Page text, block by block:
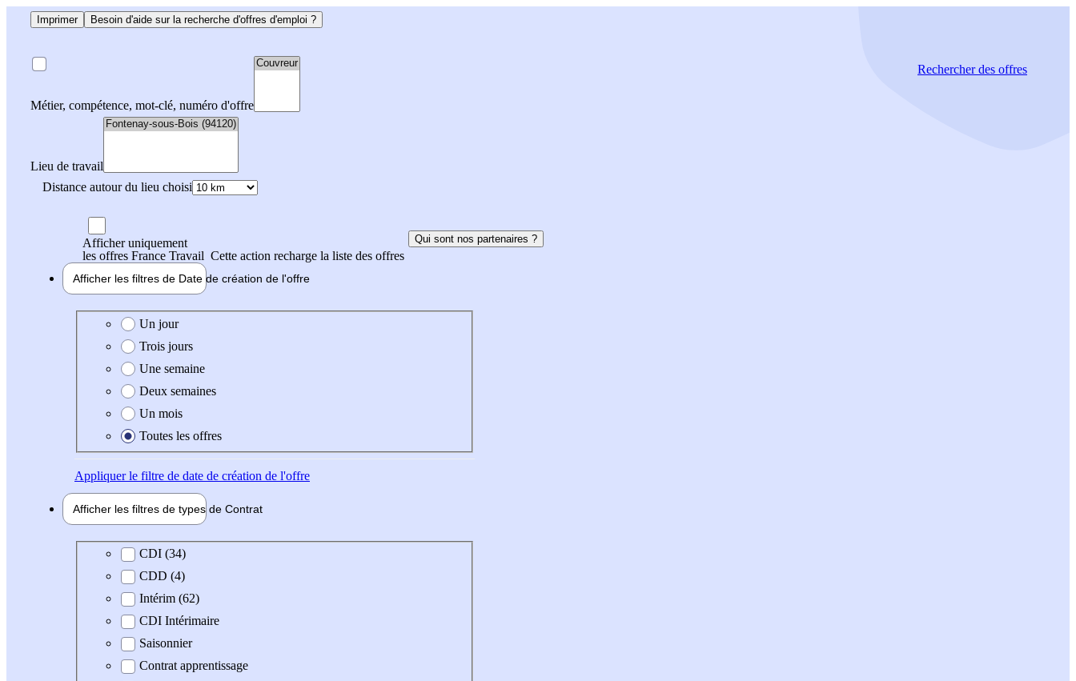
Imprimer Besoin d'aide sur la recherche d'offres d'emploi ?
Métier, compétence, mot-clé, numéro d'offre
Lieu de travail
Distance autour du lieu choisi
Rechercherdes offres
Afficher uniquement
les offres France Travail Cette action recharge la liste des offres
Qui sont nos partenaires ?
Afficher les filtres de Date de création de l'offre
Date de création de l'offre
Un jour
Trois jours
Une semaine
Deux semaines
Un mois
Toutes les offres
Appliquerle filtre de date de création de l'offre
Afficher les filtres de types de Contrat
Type de contratCDI (34)
CDD (4)
Intérim (62)
CDI Intérimaire
Saisonnier
Contrat apprentissage